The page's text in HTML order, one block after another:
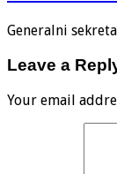
Generalni
Leave a
Your email